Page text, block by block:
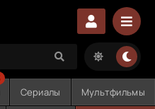
Сериалы Мультфильмы